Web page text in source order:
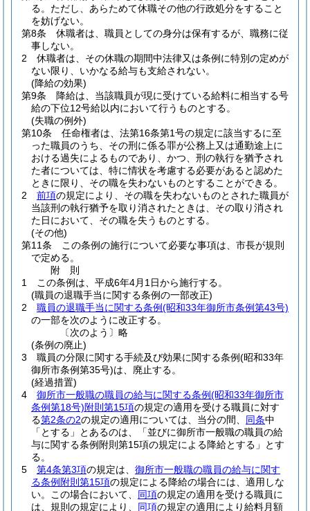
る。 ただし、あらためて休職その他の行政処分をすること
を妨げない。
第8条
休職者は、職員としての身分は保有するが、職務に従
事しない。
2
休職者は、その休職の期間中法律又は条例に特別の定めが
ない限り、いかなる給与も支給されない。
(降給の効果)
第9条
降給は、当該職員が現に受けている給料に相当する号
給の下位12号給以内において行うものとする。
(失職の例外)
第10条
任命権者は、法第16条第1号の規定に該当するに至
った職員のうち、その刑に係る罪が公務上又は通勤途上に
おける過失によるものであり、かつ、刑の執行を猶予され
た者については、特に情状を考慮する必要があると認めた
ときに限り、その職を失わないものとすることができる。
2
前項の規定により、その職を失わないものとされた職員が
当該刑の執行猶予を取り消されたときは、その取り消され
た日において、その職を失うものとする。
(その他)
第11条
この条例の施行について必要な事項は、市長が規則
で定める。
附 則
1
この条例は、平成6年4月1日から施行する。
(職員の退職手当に関する条例の一部改正)
2
職員の退職手当に関する条例(昭和33年御所市条例第43号)
の一部を次のように改正する。
〔次のよう〕略
(条例の廃止)
3
職員の分限に関する手続及び効果に関する条例(昭和33年
御所市条例第35号)は、廃止する。
(経過措置)
4
御所市一般職の職員の給与に関する条例(昭和33年御所市
条例第18号)附則第15項の規定の適用を受ける職員に対す
る第2条の2の規定の適用については、当分の間、 同条中
「とする」とあるのは、「並びに御所市一般職の職員の給
与に関する条例附則第15項の規定による降給とする」とす
る。
5
第4条第3項の規定は、 御所市一般職の職員の給与に関す
る条例附則第15項の規定による降給の場合には、適用しな
い。
この場合において、 同項の規定の適用を受ける職員に
は、規則の規定により、 同項の規定の適用により給料月額